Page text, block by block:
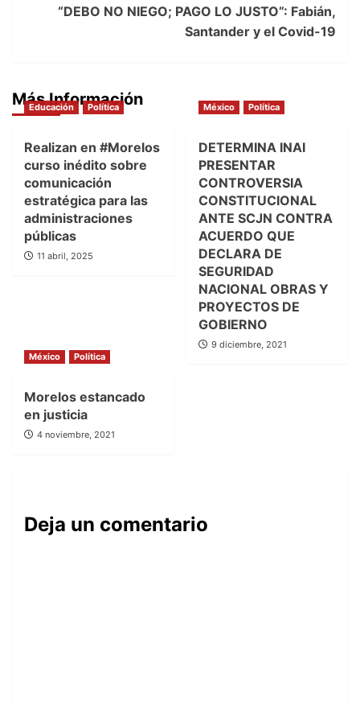
“DEBO NO NIEGO; PAGO LO JUSTO”: Fabián,
Santander y el Covid-19
Más Información
Educación Política
Realizan en #Morelos
curso inédito sobre
comunicación
estratégica para las
administraciones
públicas
11 abril, 2025
México Política
DETERMINA INAI
PRESENTAR
CONTROVERSIA
CONSTITUCIONAL
ANTE SCJN CONTRA
ACUERDO QUE
DECLARA DE
SEGURIDAD
NACIONAL OBRAS Y
PROYECTOS DE
GOBIERNO
9 diciembre, 2021
México
Política
Morelos estancado
en justicia
4 noviembre, 2021
Deja un comentario